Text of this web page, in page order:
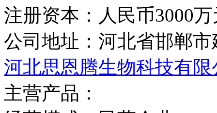
注册资本： 人民币3000
公司地址： 河北省邯郸
河北思恩腾生物科技有限
主营产品：